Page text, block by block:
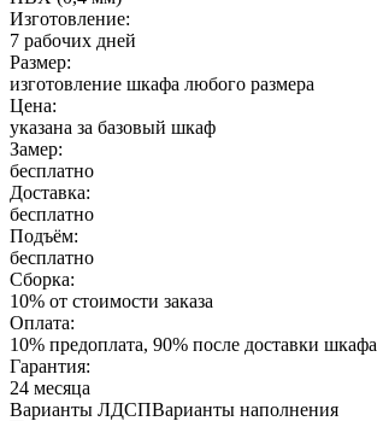
Изготовление:
7 рабочих дней
Размер:
изготовление шкафа любого размера
Цена:
указана за базовый шкаф
Замер:
бесплатно
Доставка:
бесплатно
Подъём:
бесплатно
Сборка:
10% от стоимости заказа
Оплата:
10% предоплата, 90% после доставки шкафа
Гарантия:
24 месяца
Варианты ЛДСПВарианты наполнения